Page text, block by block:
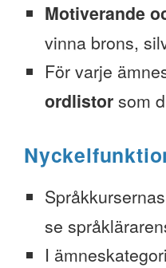
Motiverande
vinna brons,
För varje
ordlistor som
Språkkursernas
se
I